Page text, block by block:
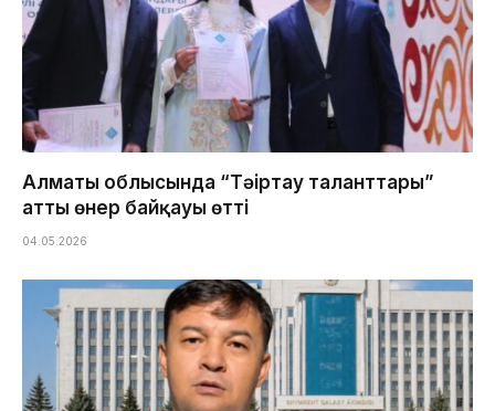
Алматы облысында “Тәңіртау таланттары”
атты өнер байқауы өтті
04.05.2026